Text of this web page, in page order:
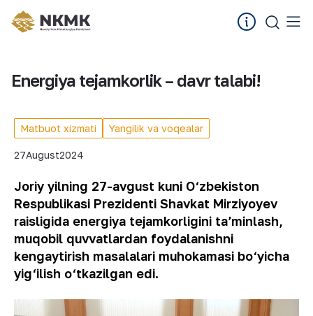
Energiya tejamkorlik – davr talabi!
Matbuot xizmati Yangilik va voqealar
27August2024
Joriy yilning 27-avgust kuni O‘zbekiston
Respublikasi Prezidenti Shavkat Mirziyoyev
raisligida energiya tejamkorligini taʼminlash,
muqobil quvvatlardan foydalanishni
kengaytirish masalalari muhokamasi bo‘yicha
yig‘ilish o‘tkazilgan edi.